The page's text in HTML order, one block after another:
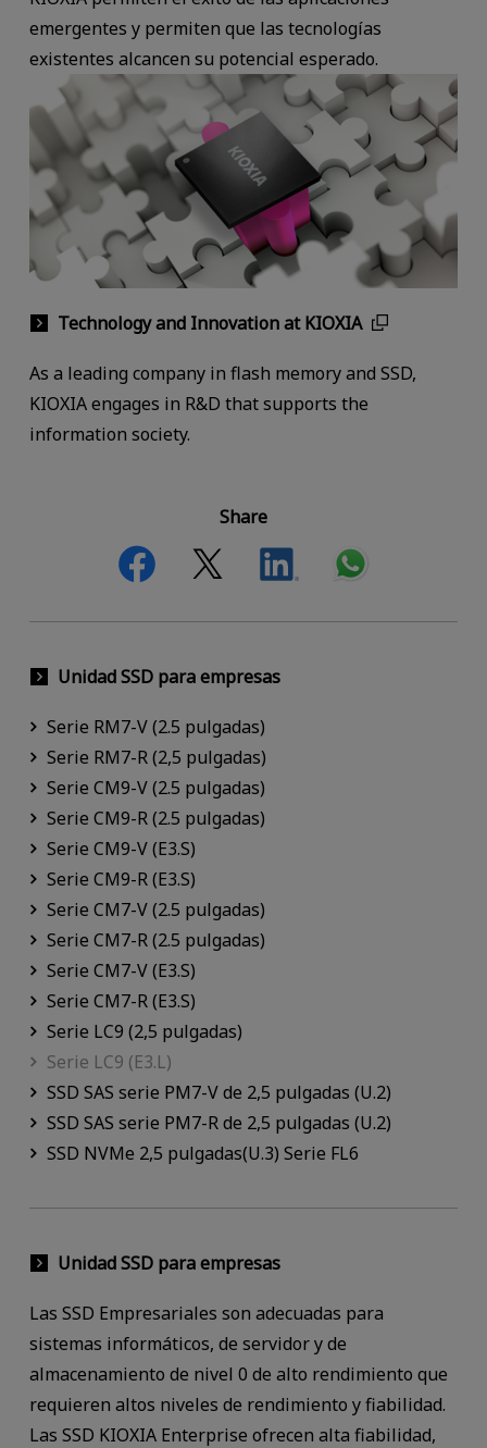
emergentes y permiten que las tecnologías
existentes alcancen su potencial esperado.
Technology and Innovation at KIOXIA
As a leading company in flash memory and SSD,
KIOXIA engages in R&D that supports the
information society.
Share
Unidad SSD para empresas
Serie RM7-V (2.5 pulgadas)
Serie RM7-R (2,5 pulgadas)
Serie CM9-V (2.5 pulgadas)
Serie CM9-R (2.5 pulgadas)
Serie CM9-V (E3.S)
Serie CM9-R (E3.S)
Serie CM7-V (2.5 pulgadas)
Serie CM7-R (2.5 pulgadas)
Serie CM7-V (E3.S)
Serie CM7-R (E3.S)
Serie LC9 (2,5 pulgadas)
Serie LC9 (E3.L)
SSD SAS serie PM7-V de 2,5 pulgadas (U.2)
SSD SAS serie PM7-R de 2,5 pulgadas (U.2)
SSD NVMe 2,5 pulgadas(U.3) Serie FL6
Unidad SSD para empresas
Las SSD Empresariales son adecuadas para
sistemas informáticos, de servidor y de
almacenamiento de nivel 0 de alto rendimiento que
requieren altos niveles de rendimiento y fiabilidad.
Las SSD KIOXIA Enterprise ofrecen alta fiabilidad,